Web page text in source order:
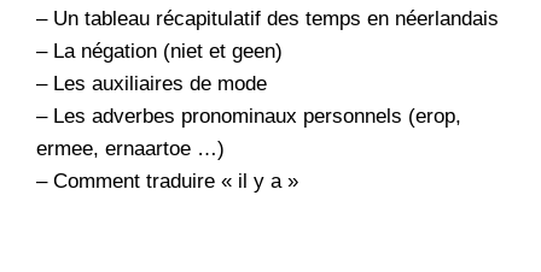
– Un tableau récapitulatif des temps en néerlandais
– La négation (niet et geen)
– Les auxiliaires de mode
– Les adverbes pronominaux personnels (erop,
ermee, ernaartoe …)
– Comment traduire « il y a »